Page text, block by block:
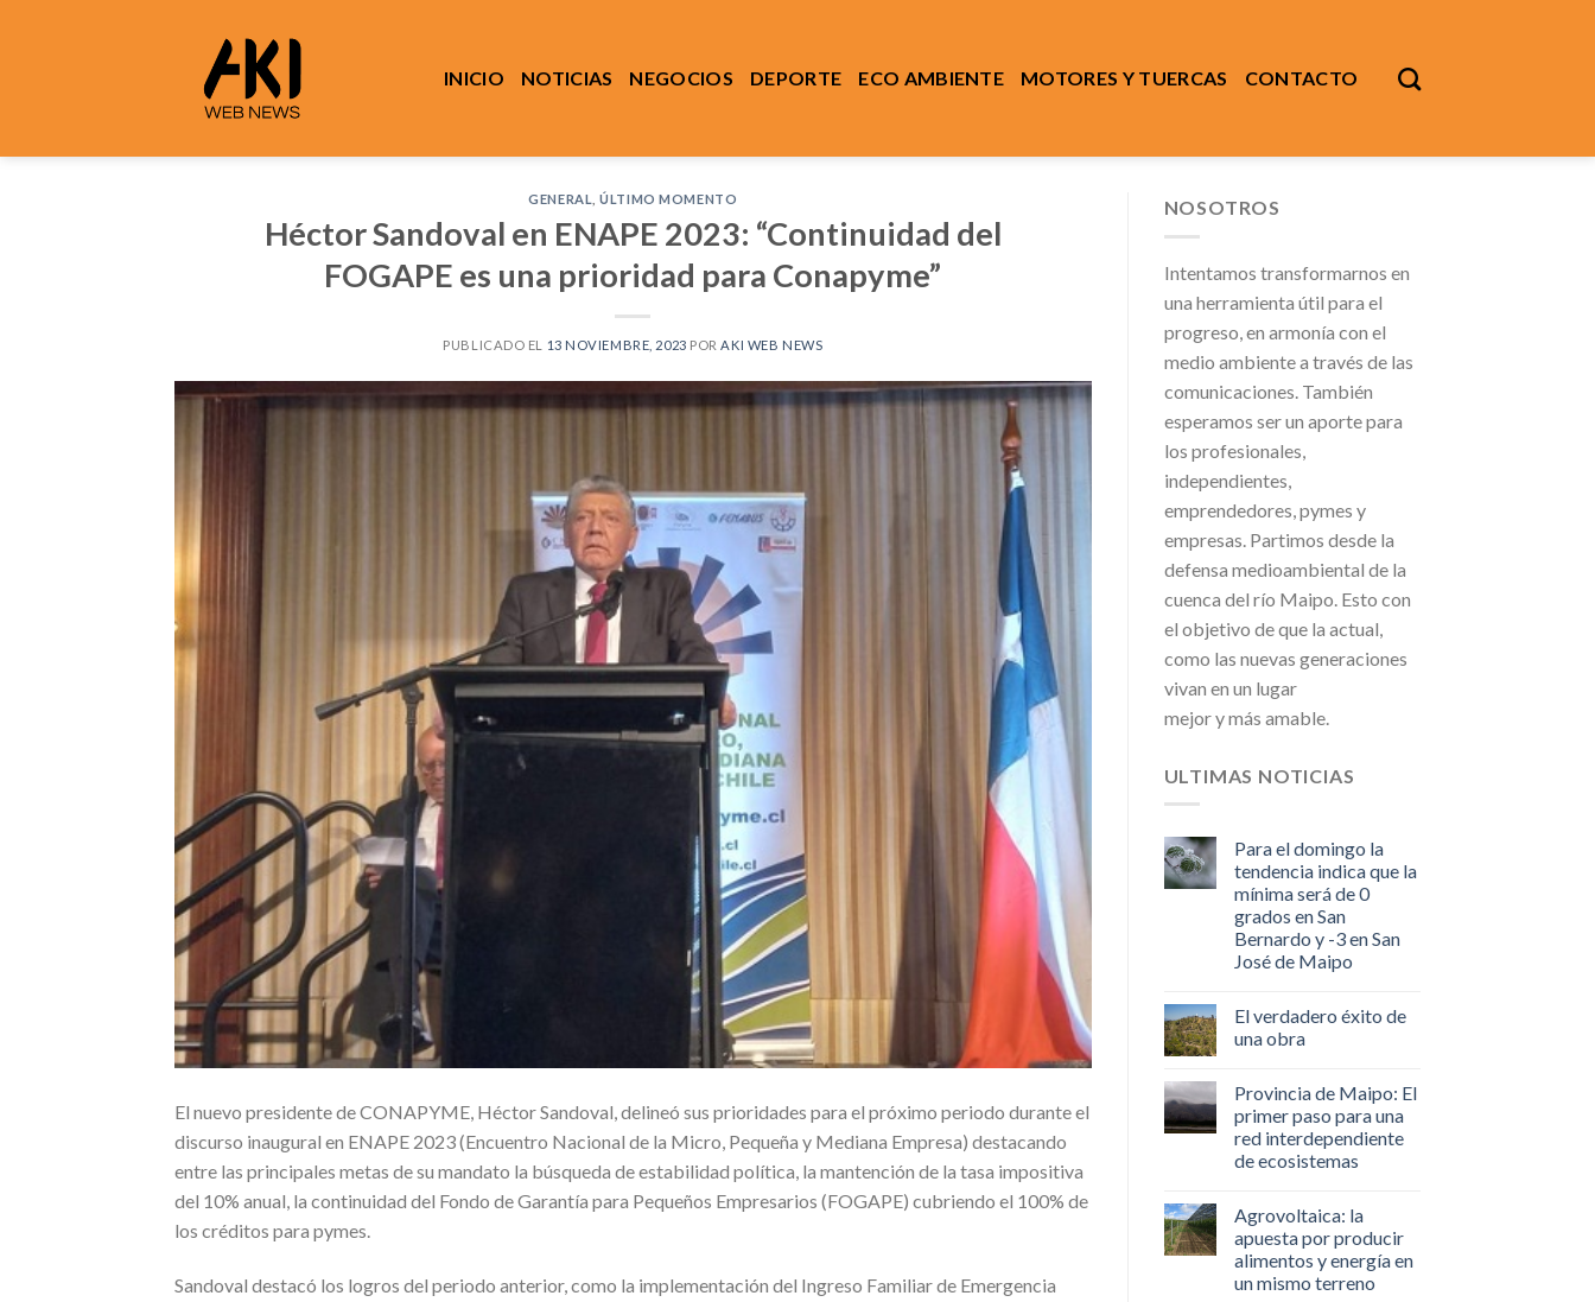
INICIO NOTICIAS NEGOCIOS DEPORTE ECO AMBIENTE MOTORES Y TUERCAS CONTACTO
GENERAL ,ÚLTIMO MOMENTO
Héctor Sandoval en ENAPE 2023: “Continuidad del
FOGAPE es una prioridad para Conapyme”
PUBLICADO EL 13 NOVIEMBRE, 2023 POR AKI WEB NEWS
El nuevo presidente de CONAPYME, Héctor Sandoval, delineó sus prioridades para el próximo periodo durante el
discurso inaugural en ENAPE 2023 (Encuentro Nacional de la Micro, Pequeña y Mediana Empresa) destacando
entre las principales metas de su mandato la búsqueda de estabilidad política, la mantención de la tasa impositiva
del 10% anual, la continuidad del Fondo de Garantía para Pequeños Empresarios (FOGAPE) cubriendo el 100% de
los créditos para pymes.
Sandoval destacó los logros del periodo anterior, como la implementación del Ingreso Familiar de Emergencia
NOSOTROS
Intentamos transformarnos en
una herramienta útil para el
progreso, en armonía con el
medio ambiente a través de las
comunicaciones. También
esperamos ser un aporte para
los profesionales,
independientes,
emprendedores, pymes y
empresas. Partimos desde la
defensa medioambiental de la
cuenca del río Maipo. Esto con
el objetivo de que la actual,
como las nuevas generaciones
vivan en un lugar
mejor y más amable.
ULTIMAS NOTICIAS
Para el domingo la
tendencia indica que la
mínima será de 0
grados en San
Bernardo y -3 en San
José de Maipo
El verdadero éxito de
una obra
Provincia de Maipo: El
primer paso para una
red interdependiente
de ecosistemas
Agrovoltaica: la
apuesta por producir
alimentos y energía en
un mismo terreno